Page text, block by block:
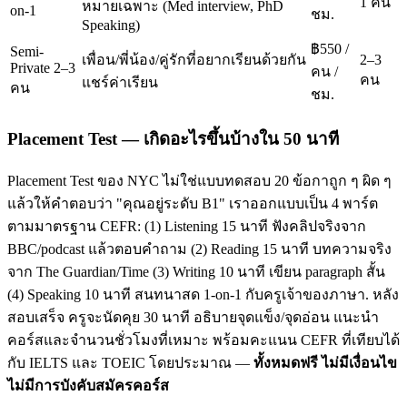
on-1
หมายเฉพาะ (Med interview, PhD
Speaking)
ชม.
Semi-
Private 2–3
คน
เพื่อน/พี่น้อง/คู่รักที่อยากเรียนด้วยกัน
แชร์ค่าเรียน
฿550 /
คน /
ชม.
2–3
คน
Placement Test — เกิดอะไรขึ้นบ้างใน 50 นาที
Placement Test ของ NYC ไม่ใช่แบบทดสอบ 20 ข้อกาถูก ๆ ผิด ๆ
แล้วให้คำตอบว่า "คุณอยู่ระดับ B1" เราออกแบบเป็น 4 พาร์ต
ตามมาตรฐาน CEFR: (1) Listening 15 นาที ฟังคลิปจริงจาก
BBC/podcast แล้วตอบคำถาม (2) Reading 15 นาที บทความจริง
จาก The Guardian/Time (3) Writing 10 นาที เขียน paragraph สั้น
(4) Speaking 10 นาที สนทนาสด 1-on-1 กับครูเจ้าของภาษา. หลัง
สอบเสร็จ ครูจะนัดคุย 30 นาที อธิบายจุดแข็ง/จุดอ่อน แนะนำ
คอร์สและจำนวนชั่วโมงที่เหมาะ พร้อมคะแนน CEFR ที่เทียบได้
กับ IELTS และ TOEIC โดยประมาณ — ทั้งหมดฟรี ไม่มีเงื่อนไข
ไม่มีการบังคับสมัครคอร์ส